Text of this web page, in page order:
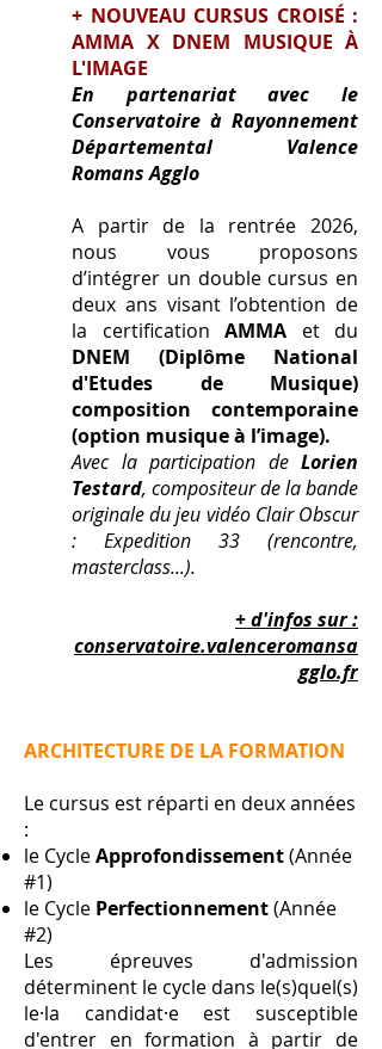
+ NOUVEAU CURSUS CROISÉ :
AMMA X DNEM MUSIQUE À
L'IMAGE
En partenariat avec le
Conservatoire à Rayonnement
Départemental Valence
Romans Agglo
A partir de la rentrée 2026,
nous vous proposons
d’intégrer un double cursus en
deux ans visant l’obtention de
la certification AMMA et du
DNEM (Diplôme National
d'Etudes de Musique)
composition contemporaine
(option musique à l’image).
Avec la participation de Lorien
Testard, compositeur de la bande
originale du jeu vidéo Clair Obscur
: Expedition 33 (rencontre,
masterclass...).
+ d'infos sur :
conservatoire.valenceromansa
gglo.fr
ARCHITECTURE DE LA FORMATION
Le cursus est réparti en deux années
:
le CycleApprofondissement(Année
#1)
le Cycle Perfectionnement(Année
#2)
Les épreuves d'admission
déterminent le cycle dans le(s)quel(s)
le·la candidat·e est susceptible
d'entrer en formation à partir de